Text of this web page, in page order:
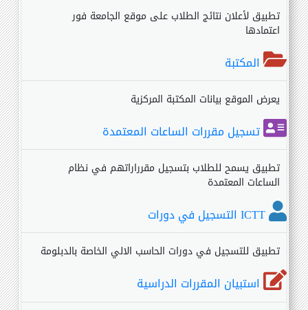
تطبيق لأعلان نتائج الطلاب على موقع الجامعة فور
اعتمادها
المكتبة
يعرض الموقع بيانات المكتبة المركزية
تسجيل مقررات الساعات المعتمدة
تطبيق يسمح للطلاب بتسجيل مقرراراتهم في نظام
الساعات المعتمدة
ICTT التسجيل في دورات
تطبيق للتسجيل في دورات الحاسب الالي الخاصة بالدبلومة
استبيان المقررات الدراسية